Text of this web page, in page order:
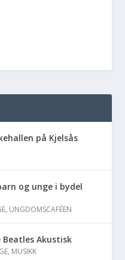
på Kjelsås
og unge i bydel
, UNGDOMSCAFÉEN
Beatles Akustisk
, MUSIKK